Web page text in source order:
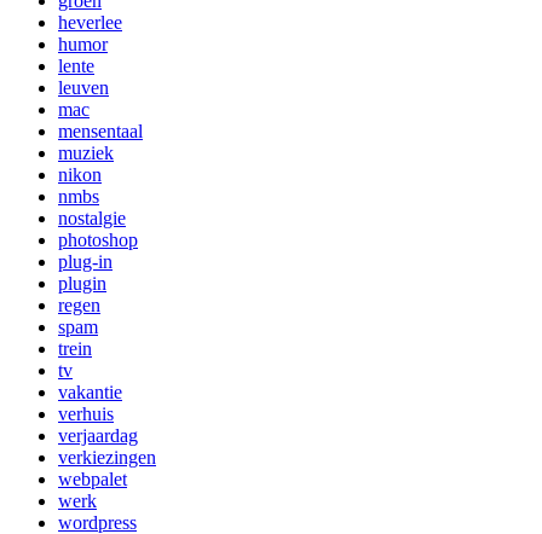
heverlee
humor
lente
leuven
mac
mensentaal
muziek
nikon
nmbs
nostalgie
photoshop
plug-in
plugin
regen
spam
trein
tv
vakantie
verhuis
verjaardag
verkiezingen
webpalet
werk
wordpress